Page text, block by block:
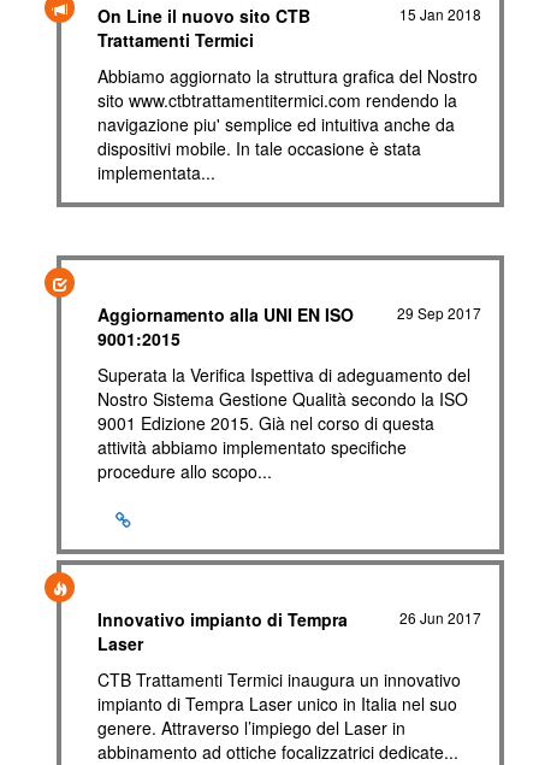
15 Jan 2018
On Line il nuovo sito CTB
Trattamenti Termici
Abbiamo aggiornato la struttura grafica del Nostro
sito www.ctbtrattamentitermici.com rendendo la
navigazione piu' semplice ed intuitiva anche da
dispositivi mobile. In tale occasione è stata
implementata...
29 Sep 2017
Aggiornamento alla UNI EN ISO
9001:2015
Superata la Verifica Ispettiva di adeguamento del
Nostro Sistema Gestione Qualità secondo la ISO
9001 Edizione 2015. Già nel corso di questa
attività abbiamo implementato specifiche
procedure allo scopo...
26 Jun 2017
Innovativo impianto di Tempra
Laser
CTB Trattamenti Termici inaugura un innovativo
impianto di Tempra Laser unico in Italia nel suo
genere. Attraverso l’impiego del Laser in
abbinamento ad ottiche focalizzatrici dedicate...